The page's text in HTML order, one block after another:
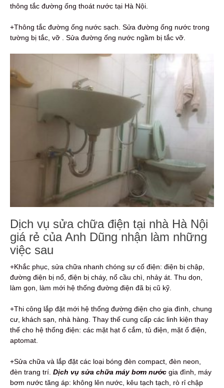
thông tắc đường ống thoát nước tại Hà Nội.
+Thông tắc đường ống nước sạch. Sửa đường ống nước trong
tường bị tắc, vỡ . Sửa đường ống nước ngầm bị tắc vỡ.
Dịch vụ sửa chữa điện tại nhà Hà Nội
giá rẻ của Anh Dũng nhận làm những
việc sau
+Khắc phục, sửa chữa nhanh chóng sự cố điện: điện bị chập,
đường điện bị nổ, điện bị cháy, nổ cầu chì, nhảy át. Thu dọn,
làm gọn, làm mới hệ thống đường điện đã bị cũ kỹ.
+Thi công lắp đặt mới hệ thống đường điện cho gia đình, chung
cư, khách sạn, nhà hàng. Thay thế cung cấp các linh kiện thay
thế cho hệ thống điện: các mặt hạt ổ cắm, tủ điện, mặt ổ điện,
aptomat.
+Sửa chữa và lắp đặt các loại bóng đèn compact, đèn neon,
đèn trang trí. Dịch vụ sửa chữa máy bơm nước gia đình, máy
bơm nước tăng áp: không lên nước, kêu tạch tạch, rò rỉ chập